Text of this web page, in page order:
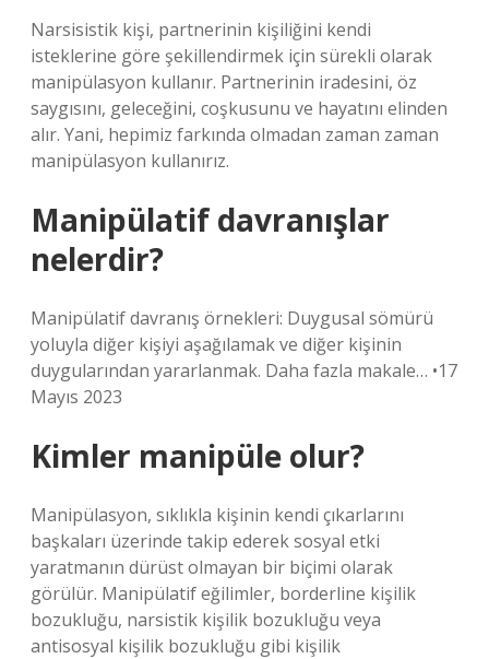
Narsisistik kişi, partnerinin kişiliğini kendi
isteklerine göre şekillendirmek için sürekli olarak
manipülasyon kullanır. Partnerinin iradesini, öz
saygısını, geleceğini, coşkusunu ve hayatını elinden
alır. Yani, hepimiz farkında olmadan zaman zaman
manipülasyon kullanırız.
Manipülatif davranışlar
nelerdir?
Manipülatif davranış örnekleri: Duygusal sömürü
yoluyla diğer kişiyi aşağılamak ve diğer kişinin
duygularından yararlanmak. Daha fazla makale… •17
Mayıs 2023
Kimler manipüle olur?
Manipülasyon, sıklıkla kişinin kendi çıkarlarını
başkaları üzerinde takip ederek sosyal etki
yaratmanın dürüst olmayan bir biçimi olarak
görülür. Manipülatif eğilimler, borderline kişilik
bozukluğu, narsistik kişilik bozukluğu veya
antisosyal kişilik bozukluğu gibi kişilik